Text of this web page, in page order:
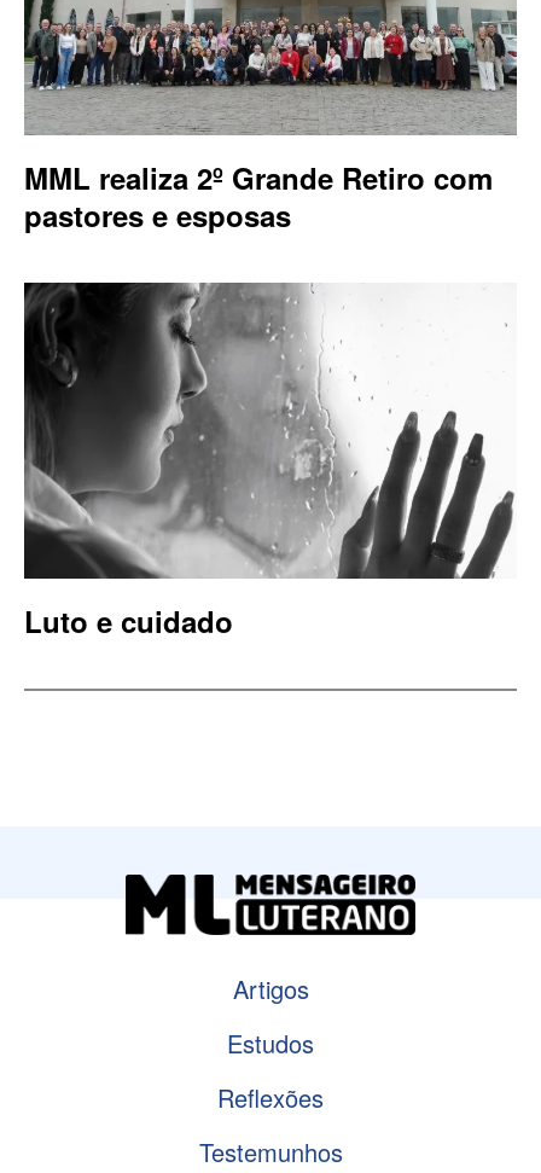
MML realiza 2º Grande Retiro com
pastores e esposas
Luto e cuidado
Artigos
Estudos
Reflexões
Testemunhos